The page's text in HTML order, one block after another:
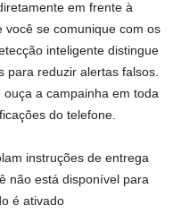
em frente à
você se comunique com os
inteligente distingue
para reduzir alertas falsos.
a campainha em toda
do telefone.
instruções de entrega
não está disponível para
é ativado